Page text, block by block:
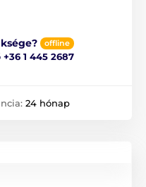
offline
+36 1 445 2687
24 hónap